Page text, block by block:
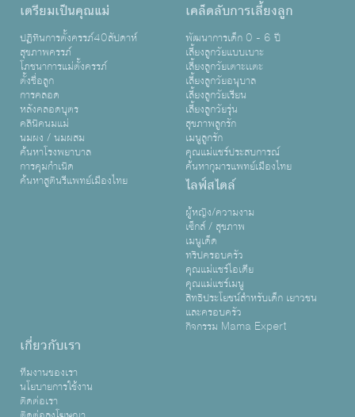
เตรียมเป็นคุณแม่
ปฏิทินการตั้งครรภ์40สัปดาห์
สุขภาพครรภ์
โภชนาการแม่ตั้งครรภ์
ตั้งชื่อลูก
การคลอด
หลังคลอดบุตร
คลินิคนมแม่
นมผง / นมผสม
ค้นหาโรงพยาบาล
การคุมกำเนิด
ค้นหาสูตินรีแพทย์เมืองไทย
เคล็ดลับการเลี้ยงลูก
พัฒนาการเด็ก 0 - 6 ปี
เลี้ยงลูกวัยแบบเบาะ
เลี้ยงลูกวัยเตาะเเตะ
เลี้ยงลูกวัยอนุบาล
เลี้ยงลูกวัยเรียน
เลี้ยงลูกวัยรุ่น
สุขภาพลูกรัก
เมนูลูกรัก
คุณแม่แชร์ประสบการณ์
ค้นหากุมารแพทย์เมืองไทย
ไลฟ์สไตล์
ผู้หญิง/ความงาม
เซ็กส์ / สุขภาพ
เมนูเด็ด
ทริปครอบครัว
คุณแม่แชร์ไอเดีย
คุณแม่แชร์เมนู
สิทธิประโยชน์สำหรับเด็ก เยาวชน
และครอบครัว
กิจกรรม Mama Expert
เกี่ยวกับเรา
ทีมงานของเรา
นโยบายการใช้งาน
ติดต่อเรา